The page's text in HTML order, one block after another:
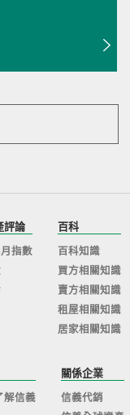
評論
指數
百科
百科知識
買方相關知識
賣方相關知識
租屋相關知識
居家相關知識
解信義
關係企業
信義代銷